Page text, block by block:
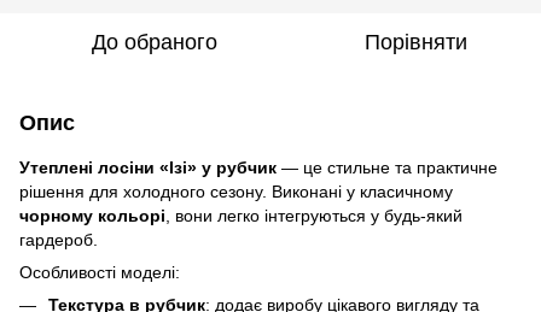
До обраного Порівняти
Опис
Утеплені лосіни «Ізі» у рубчик — це стильне та практичне
рішення для холодного сезону. Виконані у класичному
чорному кольорі, вони легко інтегруються у будь-який
гардероб.
Особливості моделі:
Текстура в рубчик: додає виробу цікавого вигляду та